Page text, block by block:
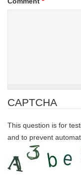
CAPTCHA
This question is for
and to prevent